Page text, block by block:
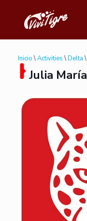
Inicio \Activities \Delta \
Julia María